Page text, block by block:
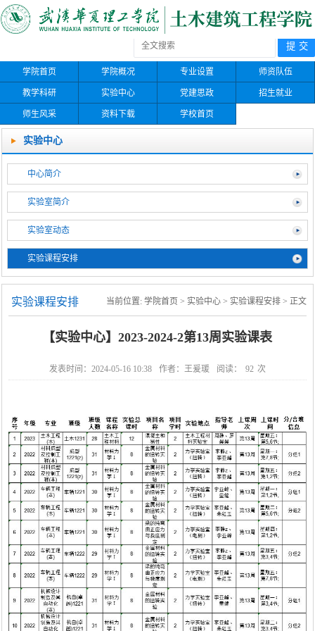
学院首页 学院概况 专业设置 师资队伍
教学科研 实验中心 党建思政 招生就业
师生风采 资料下载 学校首页
实验中心
中心简介
实验室简介
实验室动态
实验课程安排
实验课程安排 当前位置: 学院首页> 实验中心> 实验课程安排> 正文
【实验中心】2023-2024-2第13周实验课表
发表时间：2024-05-16 10:38 作者：王爰瑗 阅读： 92 次